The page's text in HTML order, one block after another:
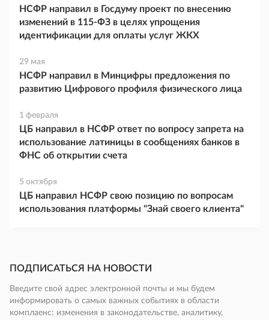
НСФР направил в Госдуму проект по внесению
изменений в 115-ФЗ в целях упрощения
идентификации для оплаты услуг ЖКХ
29 мая
НСФР направил в Минцифры предложения по
развитию Цифрового профиля физического лица
1 февраля
ЦБ направил в НСФР ответ по вопросу запрета на
использование латиницы в сообщениях банков в
ФНС об открытии счета
5 октября
ЦБ направил НСФР свою позицию по вопросам
использования платформы "Знай своего клиента"
ПОДПИСАТЬСЯ НА НОВОСТИ
Введите свой адрес электронной почты и мы будем
информировать о самых важных событиях в области
комплаенс: изменения в законодательстве, аналитику,